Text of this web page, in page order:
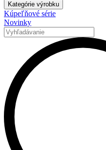
Kategórie výrobku
Kúpeľňové série
Novinky